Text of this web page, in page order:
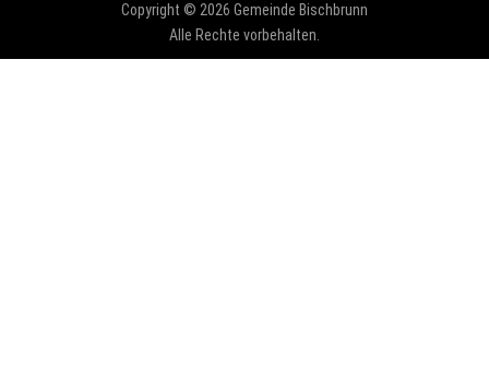
Copyright © 2026 Gemeinde Bischbrunn
Alle Rechte vorbehalten.